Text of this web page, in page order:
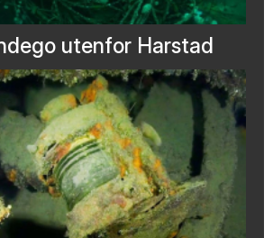
utenfor Harstad